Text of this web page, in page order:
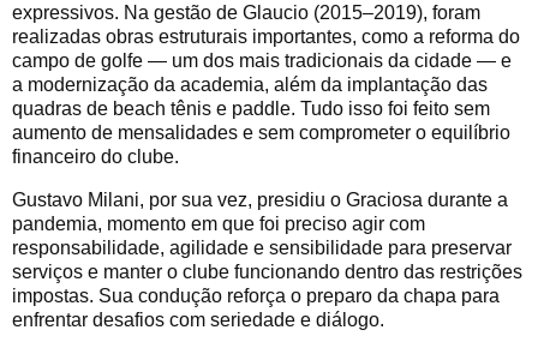
expressivos. Na gestão de Glaucio (2015–2019), foram
realizadas obras estruturais importantes, como a reforma do
campo de golfe — um dos mais tradicionais da cidade — e
a modernização da academia, além da implantação das
quadras de beach tênis e paddle. Tudo isso foi feito sem
aumento de mensalidades e sem comprometer o equilíbrio
financeiro do clube.
Gustavo Milani, por sua vez, presidiu o Graciosa durante a
pandemia, momento em que foi preciso agir com
responsabilidade, agilidade e sensibilidade para preservar
serviços e manter o clube funcionando dentro das restrições
impostas. Sua condução reforça o preparo da chapa para
enfrentar desafios com seriedade e diálogo.